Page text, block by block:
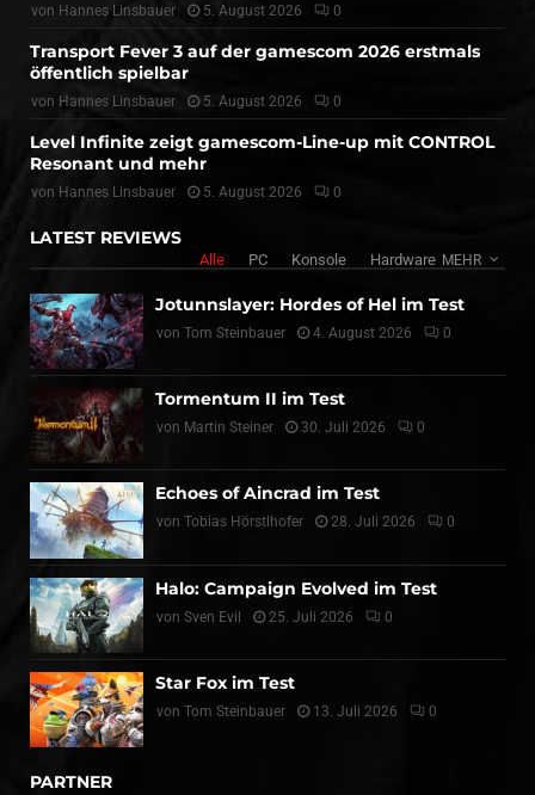
von Hannes Linsbauer 5. August 2026 0
Transport Fever 3 auf der gamescom 2026 erstmals
öffentlich spielbar
von Hannes Linsbauer 5. August 2026 0
Level Infinite zeigt gamescom-Line-up mit CONTROL
Resonant und mehr
von Hannes Linsbauer 5. August 2026 0
LATEST REVIEWS
Alle PC Konsole Hardware MEHR
Jotunnslayer: Hordes of Hel im Test
von Tom Steinbauer 4. August 2026 0
Tormentum II im Test
von Martin Steiner 30. Juli 2026 0
Echoes of Aincrad im Test
von Tobias Hörstlhofer 28. Juli 2026 0
Halo: Campaign Evolved im Test
von Sven Evil 25. Juli 2026 0
Star Fox im Test
von Tom Steinbauer 13. Juli 2026 0
PARTNER